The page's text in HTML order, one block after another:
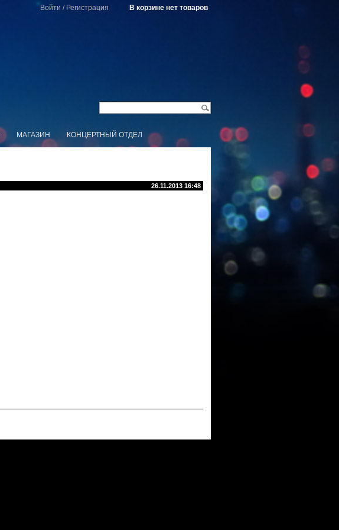
Войти / Регистрация В корзине нет товаров
МАГАЗИН
КОНЦЕРТНЫЙ ОТДЕЛ
26.11.2013 16:48